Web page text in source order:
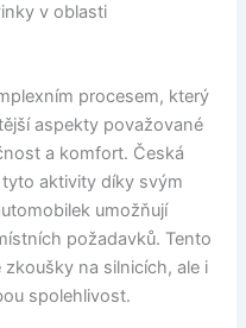
v oblasti
procesem, který
aspekty považované
a komfort. Česká
aktivity díky svým
umožňují
požadavků. Tento
na silnicích, ale i
spolehlivost.